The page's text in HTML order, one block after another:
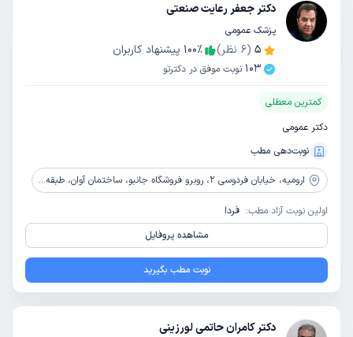
دکتر جعفر رعایت صنعتی
پزشک عمومی
5
(
6 نظر) 100٪
پیشنهاد کاربران
103 نوبت موفق در دکترتو
کمترین معطلی
دکتر عمومی
نوبت‌دهی مطب
ارومیه، خیابان فردوسی 2، روبرو فروشگاه جانبو، ساختمان آوان، طبقه 3، واحد 5
اولین نوبت آزاد مطب: فردا
مشاهده پروفایل
نوبت مطب بگیرید
دکتر کامران حاتمی لورزینی